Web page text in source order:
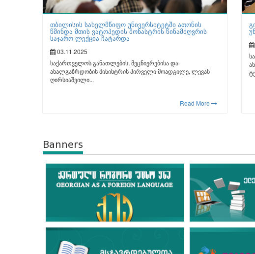
თბილისის სახელმწიფო უნივერსიტეტში ათონის
წმინდა მთის ვატოპედის მონასტრის წინამძღვრის
საჯარო ლექცია ჩატარდა
03.11.2025
საქართველოს განათლების, მეცნიერებისა და
ახალგაზრდობის მინისტრის პირველი მოადგილე, ლევან
ღირსიაშვილი...
Read More
Banners